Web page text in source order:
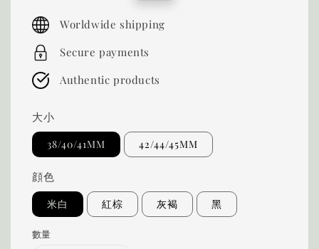
Worldwide shipping
Secure payments
Authentic products
大小
38/40/41MM 42/44/45MM
顔色
米白 紅棕 灰褐 黑
數量